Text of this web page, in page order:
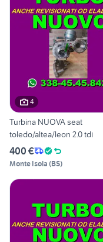
4
Turbina NUOVA seat
toledo/altea/leon 2.0 tdi
400 €
Monte Isola (BS)